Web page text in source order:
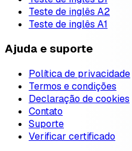
Teste de inglês A2
Teste de inglês A1
Ajuda e suporte
Política de privacidade
Termos e condições
Declaração de cookies
Contato
Suporte
Verificar certificado